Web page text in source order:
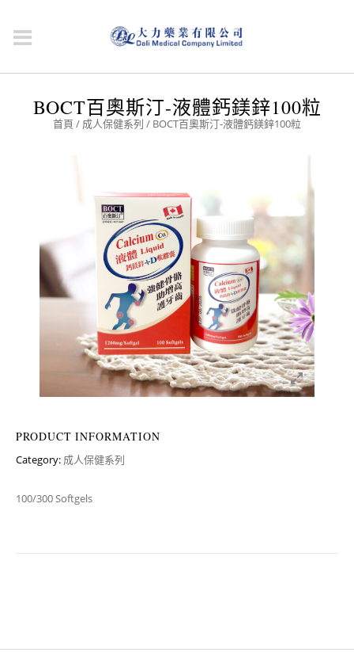
BOCT百奧斯汀-液體鈣鎂鋅100粒
首頁 / 成人保健系列 / BOCT百奧斯汀-液體鈣鎂鋅100粒
PRODUCT INFORMATION
Category: 成人保健系列
100/300 Softgels